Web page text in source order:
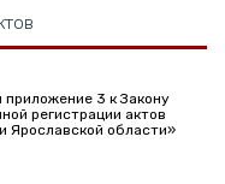
приложение 3 к Закону
регистрации актов
Ярославской области»